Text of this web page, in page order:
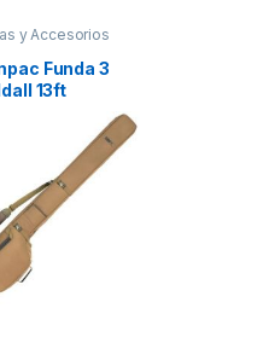
y Accesorios
Funda 3
13ft